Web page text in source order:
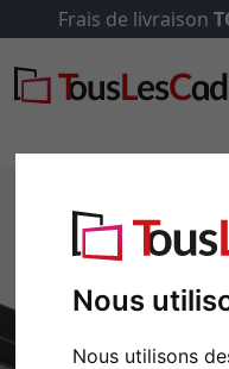
Nous
Nous utilisons
Frais de livraison